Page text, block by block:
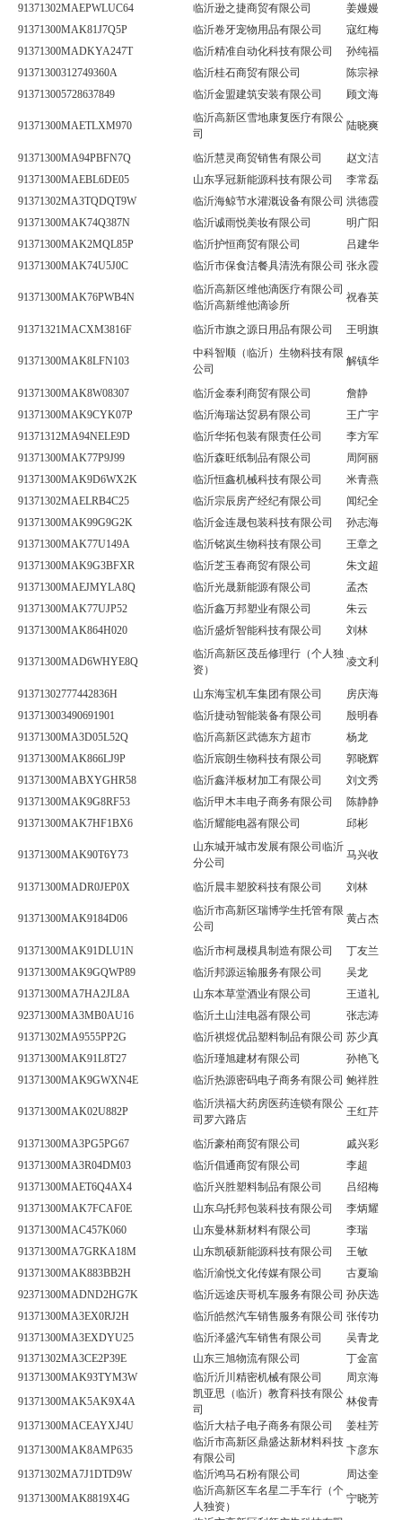
91371302MAEPWLUC64 临沂逊之捷商贸有限公司
姜嫚嫚
91371300MAK81J7Q5P
临沂卷牙宠物用品有限公司
寇红梅
91371300MADKYA247T
临沂精准自动化科技有限公司
孙纯福
91371300312749360A
临沂桂石商贸有限公司
陈宗禄
913713005728637849
临沂金盟建筑安装有限公司 顾文海
91371300MAETLXM970
临沂高新区雪地康复医疗有限公
司
陆晓爽
91371300MA94PBFN7Q 临沂慧灵商贸销售有限公司
赵文洁
91371300MAEBL6DE05
山东孚冠新能源科技有限公司
李常磊
91371302MA3TQDQT9W
临沂海鲸节水灌溉设备有限公司 洪德霞
91371300MAK74Q387N
临沂诚雨悦美妆有限公司
明广阳
91371300MAK2MQL85P
临沂护恒商贸有限公司
吕建华
91371300MAK74U5J0C
临沂市保食洁餐具清洗有限公司 张永霞
91371300MAK76PWB4N
临沂高新区维他滴医疗有限公司
临沂高新维他滴诊所
祝春英
91371321MACXM3816F 临沂市旗之源日用品有限公司 王明旗
91371300MAK8LFN103
中科智顺（临沂）生物科技有限
公司
解镇华
91371300MAK8W08307 临沂金泰利商贸有限公司
詹静
91371300MAK9CYK07P
临沂海瑞达贸易有限公司
王广宇
91371312MA94NELE9D
临沂华拓包装有限责任公司
李方军
91371300MAK77P9J99
临沂森旺纸制品有限公司
周阿丽
91371300MAK9D6WX2K
临沂恒鑫机械科技有限公司
米青燕
91371302MAELRB4C25
临沂宗辰房产经纪有限公司
闻纪全
91371300MAK99G9G2K
临沂金连晟包装科技有限公司
孙志海
91371300MAK77U149A
临沂铭岚生物科技有限公司
王章之
91371300MAK9G3BFXR
临沂芝玉春商贸有限公司
朱文超
91371300MAEJMYLA8Q
临沂光晟新能源有限公司
孟杰
91371300MAK77UJP52
临沂鑫万邦塑业有限公司
朱云
91371300MAK864H020
临沂盛炘智能科技有限公司 刘林
91371300MAD6WHYE8Q
临沂高新区茂岳修理行（个人独
资）
凌文利
91371302777442836H 山东海宝机车集团有限公司
房庆海
913713003490691901
临沂捷动智能装备有限公司
殷明春
91371300MA3D05L52Q
临沂高新区武德东方超市
杨龙
91371300MAK866LJ9P
临沂宸朗生物科技有限公司
郭晓辉
91371300MABXYGHR58
临沂鑫洋板材加工有限公司
刘文秀
91371300MAK9G8RF53
临沂甲木丰电子商务有限公司
陈静静
91371300MAK7HF1BX6
临沂耀能电器有限公司 邱彬
91371300MAK90T6Y73
山东城开城市发展有限公司临沂
分公司
马兴收
91371300MADR0JEP0X 临沂晨丰塑胶科技有限公司 刘林
91371300MAK9184D06
临沂市高新区瑞博学生托管有限
公司
黄占杰
91371300MAK91DLU1N 临沂市柯晟模具制造有限公司
丁友兰
91371300MAK9GQWP89
临沂邦源运输服务有限公司
吴龙
91371300MA7HA2JL8A
山东本草堂酒业有限公司
王道礼
92371300MA3MB0AU16
临沂土山洼电器有限公司
张志涛
91371302MA9555PP2G
临沂祺煜优品塑料制品有限公司 苏少真
91371300MAK91L8T27
临沂瑾旭建材有限公司
孙艳飞
91371300MAK9GWXN4E
临沂热源密码电子商务有限公司 鲍祥胜
91371300MAK02U882P
临沂洪福大药房医药连锁有限公
司罗六路店
王红芹
91371300MA3PG5PG67 临沂豪柏商贸有限公司
戚兴彩
91371300MA3R04DM03
临沂倡通商贸有限公司
李超
91371300MAET6Q4AX4
临沂兴胜塑料制品有限公司
吕绍梅
91371300MAK7FCAF0E
山东乌托邦包装科技有限公司
李炳耀
91371300MAC457K060
山东曼林新材料有限公司
李瑞
91371300MA7GRKA18M
山东凯硕新能源科技有限公司
王敏
91371300MAK883BB2H
临沂渝悦文化传媒有限公司
古夏瑜
92371300MADND2HG7K
临沂远途庆哥机车服务有限公司 孙庆选
91371300MA3EX0RJ2H
临沂皓然汽车销售服务有限公司 张传功
91371300MA3EXDYU25
临沂泽盛汽车销售有限公司
吴青龙
91371302MA3CE2P39E
山东三旭物流有限公司
丁金富
91371300MAK93TYM3W
临沂沂川精密机械有限公司
周京海
91371300MAK5AK9X4A
凯亚思（临沂）教育科技有限公
司
林俊青
91371300MACEAYXJ4U
临沂大桔子电子商务有限公司
姜桂芳
91371300MAK8AMP635
临沂市高新区鼎盛达新材料科技
有限公司
卞彦东
91371302MA7J1DTD9W
临沂鸿马石粉有限公司
周达奎
91371300MAK8819X4G
临沂高新区车名星二手车行（个
人独资）
宁晓芳